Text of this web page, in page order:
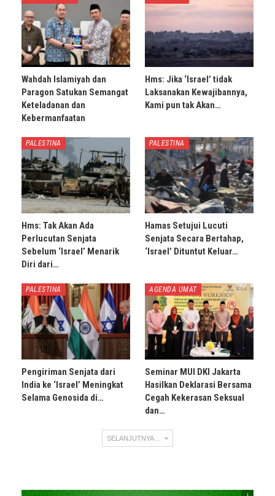
Wahdah Islamiyah dan
Paragon Satukan Semangat
Keteladanan dan
Kebermanfaatan
Hms: Jika ‘Israel’ tidak
Laksanakan Kewajibannya,
Kami pun tak Akan…
PALESTINA
Hms: Tak Akan Ada
Perlucutan Senjata
Sebelum ‘Israel’ Menarik
Diri dari…
PALESTINA
Hamas Setujui Lucuti
Senjata Secara Bertahap,
‘Israel’ Dituntut Keluar…
PALESTINA
Pengiriman Senjata dari
India ke ‘Israel’ Meningkat
Selama Genosida di…
AGENDA UMAT
Seminar MUI DKI Jakarta
Hasilkan Deklarasi Bersama
Cegah Kekerasan Seksual
dan…
SELANJUTNYA ...